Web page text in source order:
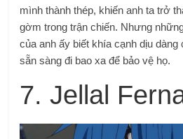
mình thành thép, khiến anh ta trở
gờm trong trận chiến. Nhưng
của anh ấy biết khía cạnh dịu dàng
sẵn sàng đi bao xa để bảo vệ họ.
7. Jellal